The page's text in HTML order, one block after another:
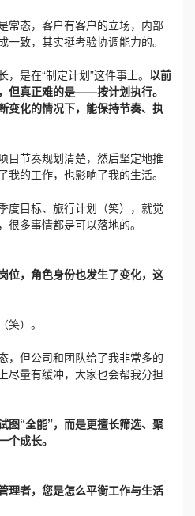
常态，客户有客户的立场，内部
致，其实挺考验协调能力的。
是在“制定计划”这件事上。 以前
但真正难的是——按计划执行。
变化的情况下，能保持节奏、执
目节奏规划清楚，然后坚定地推
的工作，也影响了我的生活。
度目标、旅行计划（笑），就觉
多事情都是可以落地的。
位，角色身份也发生了变化，这
笑）。
，但公司和团队给了我非常多的
尽量有缓冲，大家也会帮我分担
图“全能”，而是更擅长筛选、聚
个成长。
理者，您是怎么平衡工作与生活